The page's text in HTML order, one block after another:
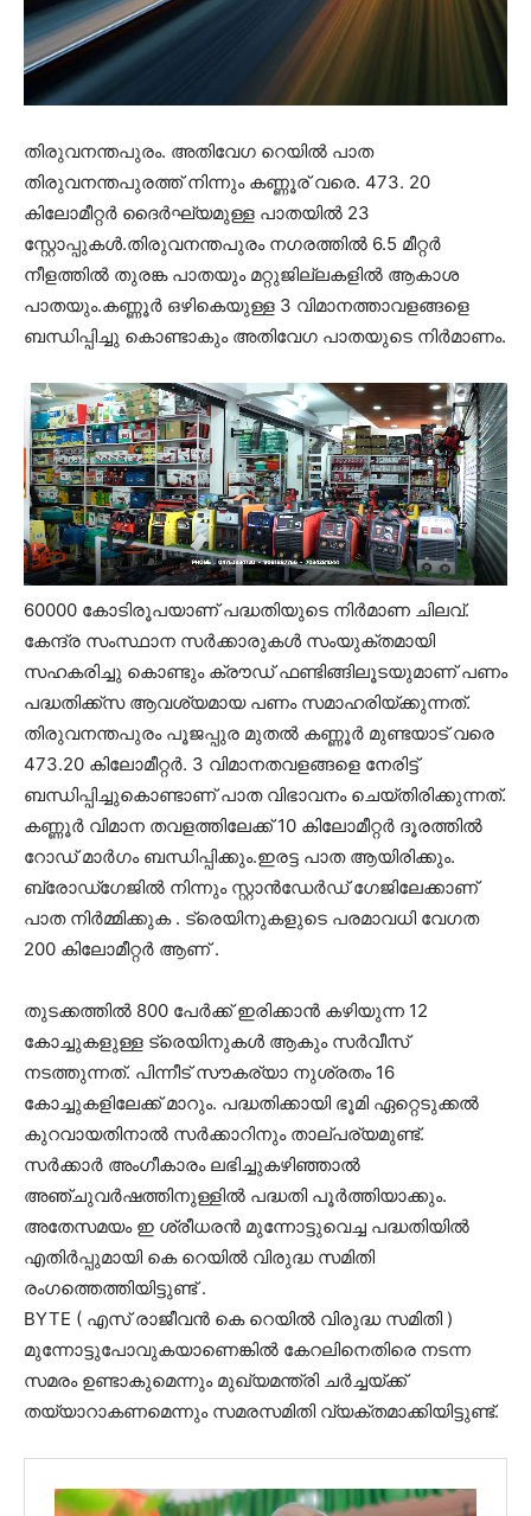
തിരുവനന്തപുരം. അതിവേഗ റെയിൽ പാത
തിരുവനന്തപുരത്ത് നിന്നും കണ്ണൂര് വരെ. 473. 20
കിലോമീറ്റർ ദൈർഘ്യമുള്ള പാതയിൽ 23
സ്റ്റോപ്പുകൾ.തിരുവനന്തപുരം നഗരത്തിൽ 6.5 മീറ്റർ
നീളത്തിൽ തുരങ്ക പാതയും മറ്റുജില്ലകളിൽ ആകാശ
പാതയും.കണ്ണൂർ ഒഴികെയുള്ള 3 വിമാനത്താവളങ്ങളെ
ബന്ധിപ്പിച്ചു കൊണ്ടാകും അതിവേഗ പാതയുടെ നിർമാണം.
60000 കോടിരൂപയാണ് പദ്ധതിയുടെ നിർമാണ ചിലവ്.
കേന്ദ്ര സംസ്ഥാന സർക്കാരുകൾ സംയുക്തമായി
സഹകരിച്ചു കൊണ്ടും ക്രൗഡ് ഫണ്ടിങ്ങിലൂടയുമാണ് പണം
പദ്ധതിക്ക്സ ആവശ്യമായ പണം സമാഹരിയ്ക്കുന്നത്.
തിരുവനന്തപുരം പൂജപ്പുര മുതൽ കണ്ണൂർ മുണ്ടയാട് വരെ
473.20 കിലോമീറ്റർ. 3 വിമാനതവളങ്ങളെ നേരിട്ട്
ബന്ധിപ്പിച്ചുകൊണ്ടാണ് പാത വിഭാവനം ചെയ്തിരിക്കുന്നത്.
കണ്ണൂർ വിമാന തവളത്തിലേക്ക് 10 കിലോമീറ്റർ ദൂരത്തിൽ
റോഡ് മാർഗം ബന്ധിപ്പിക്കും.ഇരട്ട പാത ആയിരിക്കും.
ബ്രോഡ്ഗേജിൽ നിന്നും സ്റ്റാൻഡേർഡ് ഗേജിലേക്കാണ്
പാത നിർമ്മിക്കുക . ട്രെയിനുകളുടെ പരമാവധി വേഗത
200 കിലോമീറ്റർ ആണ് .
തുടക്കത്തിൽ 800 പേർക്ക് ഇരിക്കാൻ കഴിയുന്ന 12
കോച്ചുകളുള്ള ട്രെയിനുകൾ ആകും സർവീസ്
നടത്തുന്നത്. പിന്നീട് സൗകര്യാ നുശ്രതം 16
കോച്ചുകളിലേക്ക് മാറും. പദ്ധതിക്കായി ഭൂമി ഏറ്റെടുക്കൽ
കുറവായതിനാൽ സർക്കാറിനും താല്പര്യമുണ്ട്.
സർക്കാർ അംഗീകാരം ലഭിച്ചുകഴിഞ്ഞാൽ
അഞ്ചുവർഷത്തിനുള്ളിൽ പദ്ധതി പൂർത്തിയാക്കും.
അതേസമയം ഇ ശ്രീധരൻ മുന്നോട്ടുവെച്ച പദ്ധതിയിൽ
എതിർപ്പുമായി കെ റെയിൽ വിരുദ്ധ സമിതി
രംഗത്തെത്തിയിട്ടുണ്ട് .
BYTE ( എസ് രാജീവൻ കെ റെയിൽ വിരുദ്ധ സമിതി )
മുന്നോട്ടുപോവുകയാണെങ്കിൽ കേറലിനെതിരെ നടന്ന
സമരം ഉണ്ടാകുമെന്നും മുഖ്യമന്ത്രി ചർച്ചയ്ക്ക്
തയ്യാറാകണമെന്നും സമരസമിതി വ്യക്തമാക്കിയിട്ടുണ്ട്.